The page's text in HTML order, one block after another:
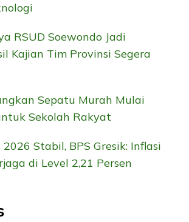
RSUD Soewondo Jadi
Kajian Tim Provinsi Segera
Sepatu Murah Mulai
Sekolah Rakyat
Stabil, BPS Gresik: Inflasi
di Level 2,21 Persen